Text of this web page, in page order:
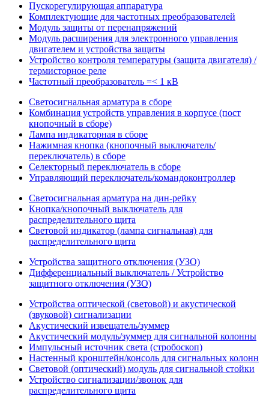
Пускорегулирующая аппаратура
Комплектующие для частотных преобразователей
Модуль защиты от перенапряжений
Модуль расширения для электронного управления
двигателем и устройства защиты
Устройство контроля температуры (защита двигателя) /
термисторное реле
Частотный преобразователь =< 1 кВ
Светосигнальная арматура в сборе
Комбинация устройств управления в корпусе (пост
кнопочный в сборе)
Лампа индикаторная в сборе
Нажимная кнопка (кнопочный выключатель/
переключатель) в сборе
Селекторный переключатель в сборе
Управляющий переключатель/командоконтроллер
Светосигнальная арматура на дин-рейку
Кнопка/кнопочный выключатель для
распределительного щита
Световой индикатор (лампа сигнальная) для
распределительного щита
Устройства защитного отключения (УЗО)
Дифференциальный выключатель / Устройство
защитного отключения (УЗО)
Устройства оптической (световой) и акустической
(звуковой) сигнализации
Акустический извещатель/зуммер
Акустический модуль/зуммер для сигнальной колонны
Импульсный источник света (стробоскоп)
Настенный кронштейн/консоль для сигнальных колонн
Световой (оптический) модуль для сигнальной стойки
Устройство сигнализации/звонок для
распределительного щита